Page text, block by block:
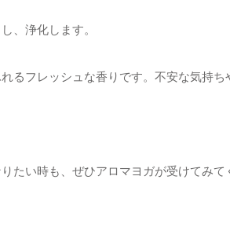
、浄化します。
るフレッシュな香りです。不安な気持
たい時も、ぜひアロマヨガが受けてみて